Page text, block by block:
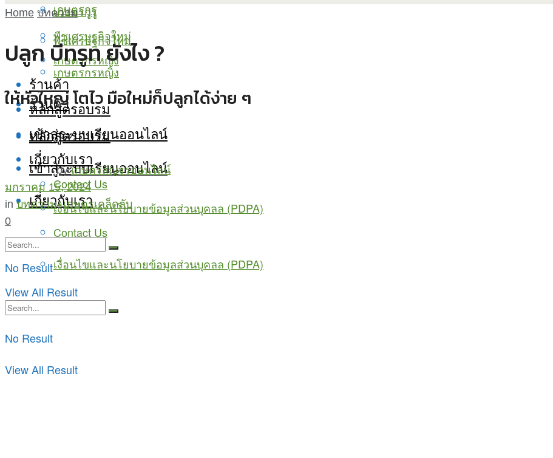
เกษตรกูรู
พืชเศรษฐกิจใหม่
เกษตรกรหญิง
ร้านค้า
หลักสูตรอบรม
เข้าสู่ระบบเรียนออนไลน์
เกี่ยวกับเรา
Contact Us
เงื่อนไขและนโยบายข้อมูลส่วนบุคลล (PDPA)
No Result
View All Result
เกษตรกูรู
พืชเศรษฐกิจใหม่
เกษตรกรหญิง
ร้านค้า
หลักสูตรอบรม
เข้าสู่ระบบเรียนออนไลน์
เกี่ยวกับเรา
Contact Us
เงื่อนไขและนโยบายข้อมูลส่วนบุคลล (PDPA)
No Result
View All Result
Home บทความ
ปลูก บีทรูท ยังไง ?
ให้หัวใหญ่ โตไว มือใหม่ก็ปลูกได้ง่าย ๆ
by เกษตรสัญจรออนไลน์
มกราคม 15, 2024
in บทความ,เกษตรเคล็ดลับ
0